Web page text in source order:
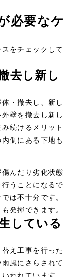
必要なケ
をチェックして
去し新し
・撤去し、新し
壁を撤去し新し
続けるメリット
側にある下地も
んだり劣化状態
うことになるで
は不十分です。
発揮できます。
している
え工事を行った
風にさらされて